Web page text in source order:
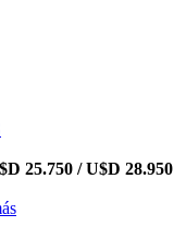
25.750 / U$D 28.950